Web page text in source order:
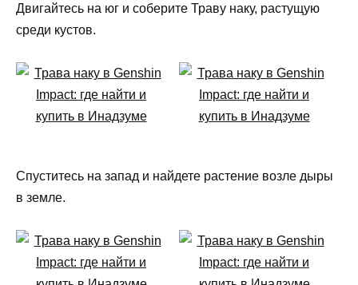
Двигайтесь на юг и соберите Траву наку, растущую
среди кустов.
Спуститесь на запад и найдете растение возле дыры
в земле.